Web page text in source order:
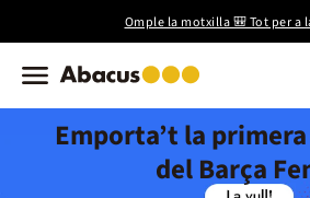
Omple la motxilla 🎒 Tot per a
Emporta’t la
del Barça